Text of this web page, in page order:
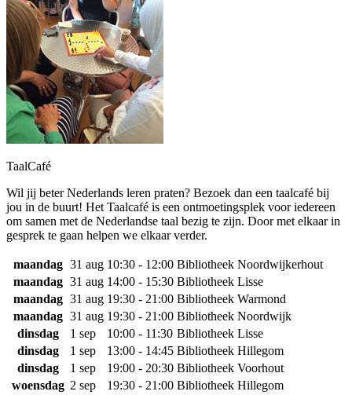
TaalCafé
Wil jij beter Nederlands leren praten? Bezoek dan een taalcafé bij
jou in de buurt! Het Taalcafé is een ontmoetingsplek voor iedereen
om samen met de Nederlandse taal bezig te zijn. Door met elkaar in
gesprek te gaan helpen we elkaar verder.
maandag 31 aug 10:30 - 12:00 Bibliotheek Noordwijkerhout
maandag 31 aug 14:00 - 15:30 Bibliotheek Lisse
maandag 31 aug 19:30 - 21:00 Bibliotheek Warmond
maandag 31 aug 19:30 - 21:00 Bibliotheek Noordwijk
dinsdag
1 sep 10:00 - 11:30 Bibliotheek Lisse
dinsdag
1 sep 13:00 - 14:45 Bibliotheek Hillegom
dinsdag
1 sep 19:00 - 20:30 Bibliotheek Voorhout
woensdag 2 sep 19:30 - 21:00 Bibliotheek Hillegom